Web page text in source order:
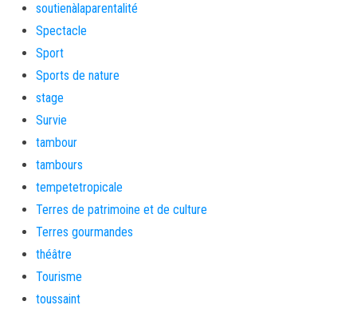
soutienàlaparentalité
Spectacle
Sport
Sports de nature
stage
Survie
tambour
tambours
tempetetropicale
Terres de patrimoine et de culture
Terres gourmandes
théâtre
Tourisme
toussaint